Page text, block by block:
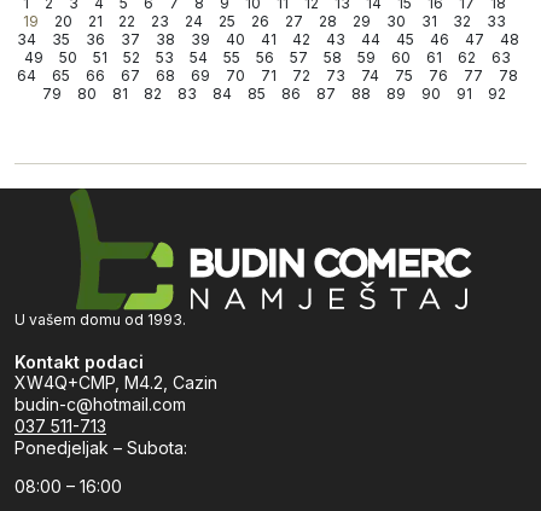
19
20 21 22 23 24 25 26 27 28 29 30 31 32
33
34
35 36 37 38 39 40 41 42 43 44 45 46 47
48
49
50 51 52 53 54 55 56 57 58 59 60 61 62
63
64
65 66 67 68 69 70 71 72 73 74 75 76 77
78
79
80 81 82 83 84 85 86 87 88 89 90 91 92
U vašem domu od 1993.
Kontakt podaci
XW4Q+CMP, M4.2, Cazin
budin-c@hotmail.com
037 511-713
Ponedjeljak – Subota:
08:00 – 16:00